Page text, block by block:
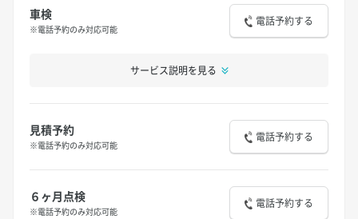
車検
※電話予約のみ対応可能
電話予約する
サービス説明を見る
見積予約
※電話予約のみ対応可能
電話予約する
６ヶ月点検
※電話予約のみ対応可能
電話予約する